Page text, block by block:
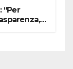
“Per